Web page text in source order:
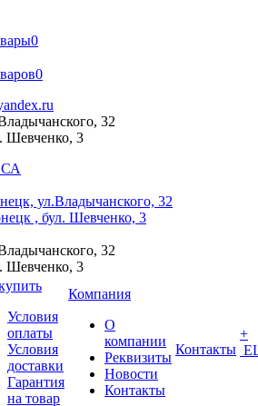
0
0
32
Шевченко, 3
ул.Владычанского, 32
, бул. Шевченко, 3
32
Шевченко, 3
Условия
оплаты
Условия
доставки
Гарантия
на товар
Компания
О
компании
Реквизиты
Новости
Контакты
Контакты
+